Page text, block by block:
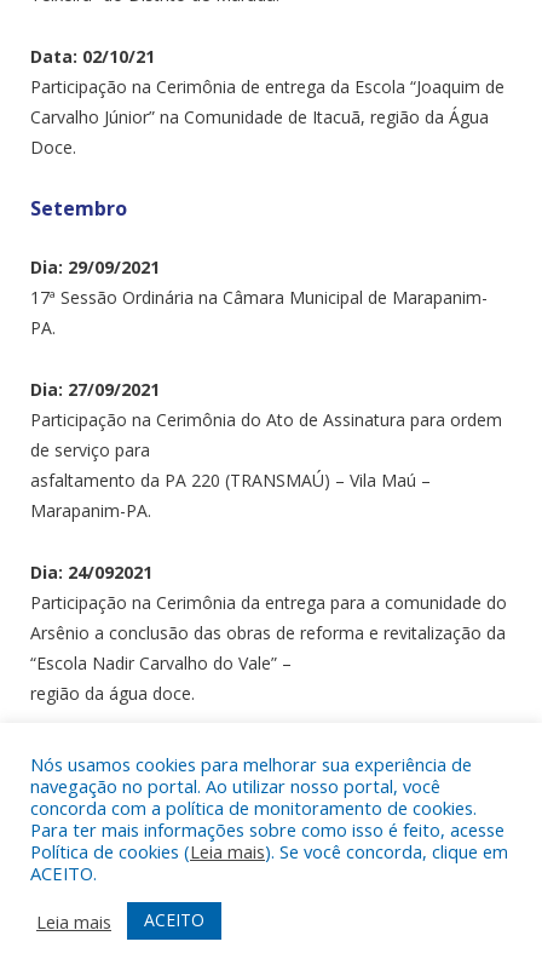
Data: 02/10/21
Participação na Cerimônia de entrega da Escola “Joaquim de
Carvalho Júnior” na Comunidade de Itacuã, região da Água
Doce.
Setembro
Dia: 29/09/2021
17ª Sessão Ordinária na Câmara Municipal de Marapanim-
PA.
Dia: 27/09/2021
Participação na Cerimônia do Ato de Assinatura para ordem
de serviço para
asfaltamento da PA 220 (TRANSMAÚ) – Vila Maú –
Marapanim-PA.
Dia: 24/092021
Participação na Cerimônia da entrega para a comunidade do
Arsênio a conclusão das obras de reforma e revitalização da
“Escola Nadir Carvalho do Vale” –
região da água doce.
Dia: 22/09/2021
16ª Sessão Ordinária na Câmara Municipal de Marapanim-
PA.
Dia: 16/09/2021
Acompanhando os serviços de terraplanagem e recuperação
de pontos críticos da
Nós usamos cookies para melhorar sua experiência de
navegação no portal. Ao utilizar nosso portal, você
concorda com a política de monitoramento de cookies.
Para ter mais informações sobre como isso é feito, acesse
Política de cookies (Leia mais). Se você concorda, clique em
ACEITO.
Leia mais
ACEITO